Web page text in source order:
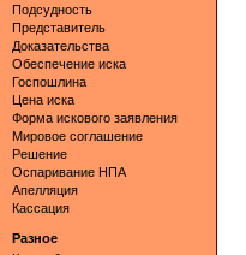
Подсудность
Представитель
Доказательства
Обеспечение иска
Госпошлина
Цена иска
Форма искового заявления
Мировое соглашение
Решение
Оспаривание НПА
Апелляция
Кассация
Разное